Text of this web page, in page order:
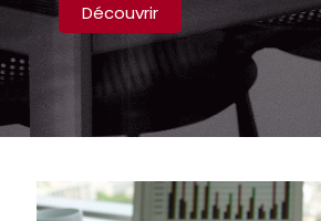
Découvrir